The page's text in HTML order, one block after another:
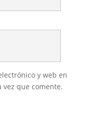
y web en
que comente.